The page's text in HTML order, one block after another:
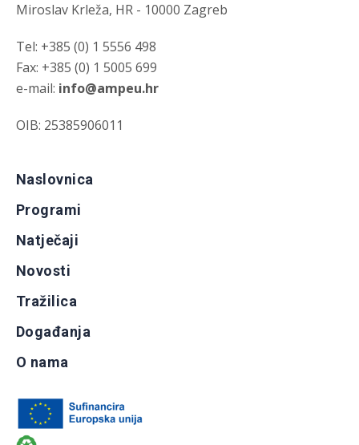
Miroslav Krleža, HR - 10000 Zagreb
Tel: +385 (0) 1 5556 498
Fax: +385 (0) 1 5005 699
e-mail: info@ampeu.hr
OIB: 25385906011
Naslovnica
Programi
Natječaji
Novosti
Tražilica
Događanja
O nama